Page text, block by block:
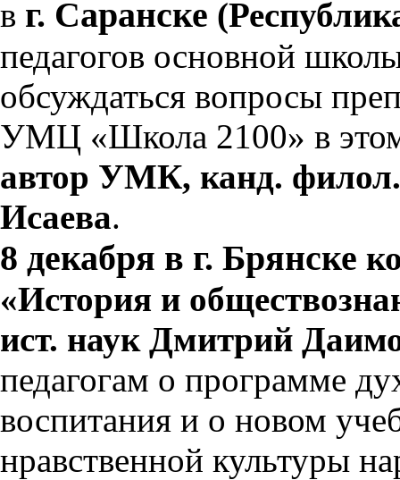
в г. Саранске
педагогов основной
обсуждаться вопросы
УМЦ «Школа 2100» в
автор УМК, канд.
Исаева.
8 декабря в г. Брянске
«История и
ист. наук Дмитрий
педагогам о программе
воспитания и о новом
нравственной культуры